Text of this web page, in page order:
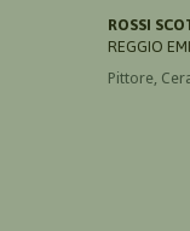
ROSSI
REGGIO
Pittore,